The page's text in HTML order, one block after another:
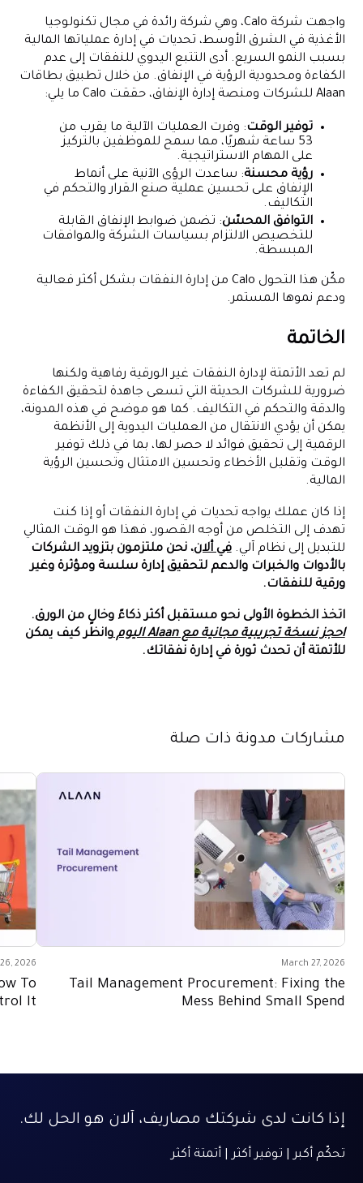
واجهت شركة Calo، وهي شركة رائدة في مجال تكنولوجيا
الأغذية في الشرق الأوسط، تحديات في إدارة عملياتها المالية
بسبب النمو السريع. أدى التتبع اليدوي للنفقات إلى عدم
الكفاءة ومحدودية الرؤية في الإنفاق. من خلال تطبيق بطاقات
Alaan للشركات ومنصة إدارة الإنفاق، حققت Calo ما يلي:
توفير الوقت: وفرت العمليات الآلية ما يقرب من
53 ساعة شهريًا، مما سمح للموظفين بالتركيز
على المهام الاستراتيجية.
رؤية محسنة: ساعدت الرؤى الآنية على أنماط
الإنفاق على تحسين عملية صنع القرار والتحكم في
التكاليف.
التوافق المحسّن: تضمن ضوابط الإنفاق القابلة
للتخصيص الالتزام بسياسات الشركة والموافقات
المبسطة.
مكّن هذا التحول Calo من إدارة النفقات بشكل أكثر فعالية
ودعم نموها المستمر.
الخاتمة
لم تعد الأتمتة لإدارة النفقات غير الورقية رفاهية ولكنها
ضرورية للشركات الحديثة التي تسعى جاهدة لتحقيق الكفاءة
والدقة والتحكم في التكاليف. كما هو موضح في هذه المدونة،
يمكن أن يؤدي الانتقال من العمليات اليدوية إلى الأنظمة
الرقمية إلى تحقيق فوائد لا حصر لها، بما في ذلك توفير
الوقت وتقليل الأخطاء وتحسين الامتثال وتحسين الرؤية
المالية.
إذا كان عملك يواجه تحديات في إدارة النفقات أو إذا كنت
تهدف إلى التخلص من أوجه القصور، فهذا هو الوقت المثالي
للتبديل إلى نظام آلي.في ألان، نحن ملتزمون بتزويد الشركات
بالأدوات والخبرات والدعم لتحقيق إدارة سلسة ومؤثرة وغير
ورقية للنفقات.
اتخذ الخطوة الأولى نحو مستقبل أكثر ذكاءً وخالٍ من الورق.
احجز نسخة تجريبية مجانية مع Alaan اليوم
وانظر كيف يمكن
للأتمتة أن تحدث ثورة في إدارة نفقاتك.
مشاركات مدونة ذات صلة
March 27, 2026
Tail Management Procurement: Fixing the
Mess Behind Small Spend
2026
To
It
إذا كانت لدى شركتك مصاريف، آلان هو الحل لك.
تحكّم أكبر | توفير أكثر | أتمتة أكثر